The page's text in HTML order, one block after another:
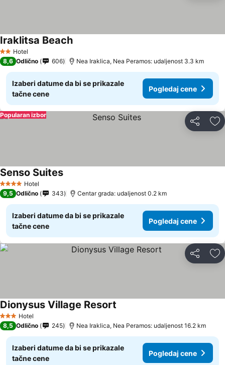
2 Zvezdice
Hotel
Iraklitsa BeachPogledaj cene
8,6 Odlično 606 Nea Iraklica, Nea Peramos: udaljenost 3.3 km
Izaberi datume da bi se prikazale
tačne cene
Pogledaj cene
Deli
Popularan izbor
4 ZvezdiceHotel
Senso SuitesPogledaj cene
9,5 Odlično 343 Centar grada: udaljenost 0.2 km
Izaberi datume da bi se prikazale
tačne cene
Pogledaj cene
Deli
3 Zvezdice
Hotel
Dionysus Village Resort
8,5 Odlično 245 Nea Iraklica, Nea Peramos: udaljenost 16.2 km
Izaberi datume da bi se prikazale
tačne cene
Pogledaj cene